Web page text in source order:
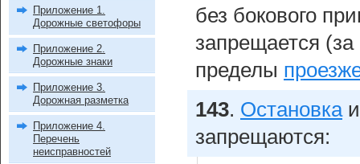
без бокового
запрещается
пределы
143. Остановка
запрещаются:
Приложение 1.
Дорожные светофоры
Приложение 2.
Дорожные знаки
Приложение 3.
Дорожная разметка
Приложение 4.
Перечень
неисправностей